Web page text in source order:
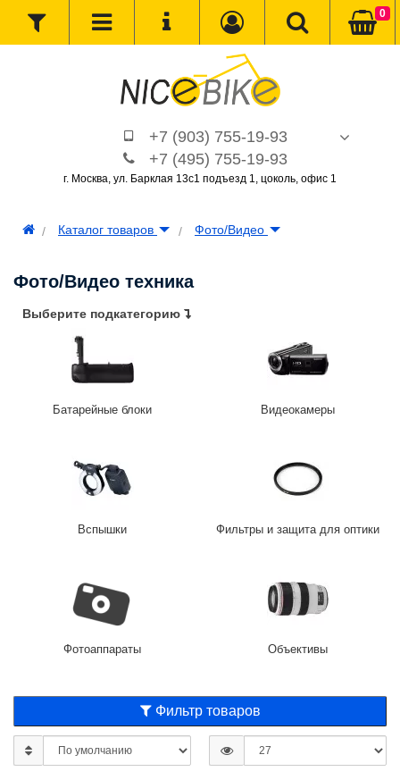
+7 (903) 755-19-93
+7 (495) 755-19-93
г. Москва, ул. Барклая 13с1 подъезд 1, цоколь, офис 1
0
Каталог товаров Фото/Видео
Фото/Видео техника
Выберите подкатегорию
Батарейные блоки Видеокамеры
Вспышки Фильтры и защита для оптики
Фотоаппараты Объективы
Фильтр товаров